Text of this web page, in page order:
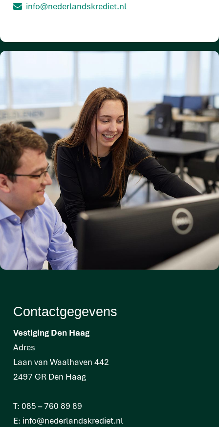
info@nederlandskrediet.nl
Contactgegevens
Vestiging Den Haag
Adres
Laan van Waalhaven 442
2497 GR Den Haag
T: 085 – 760 89 89
E: info@nederlandskrediet.nl